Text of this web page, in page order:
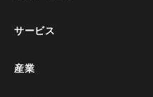
サービス
産業